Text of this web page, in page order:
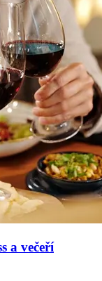
a večeří